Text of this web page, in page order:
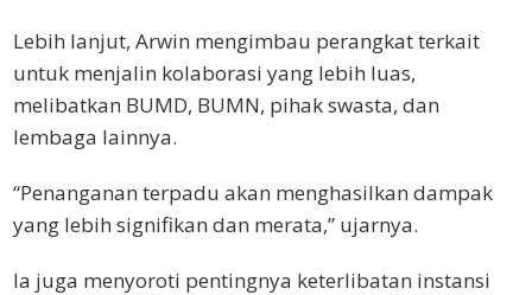
Lebih lanjut, Arwin mengimbau perangkat terkait
untuk menjalin kolaborasi yang lebih luas,
melibatkan BUMD, BUMN, pihak swasta, dan
lembaga lainnya.
“Penanganan terpadu akan menghasilkan dampak
yang lebih signifikan dan merata,” ujarnya.
Ia juga menyoroti pentingnya keterlibatan instansi